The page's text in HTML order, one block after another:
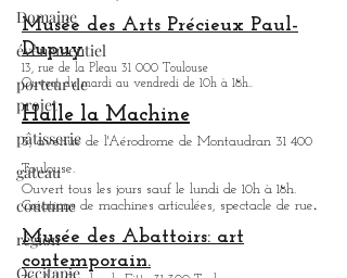
Domaine
évènementiel
porteur de
projet
pâtisserie
gâteau
coutume
région
Occitanie
Exupéry
6, rue Jacqueline Auriol 31 400 Toulouse.
Ouvert tous les jours sauf le lundi de 10h à 18h.
Musée des Arts Précieux Paul-
Dupuy
13, rue de la Pleau 31 000 Toulouse
Ouvert du mardi au vendredi de 10h à 18h..
Halle la Machine
3, avenue de l'Aérodrome de Montaudran 31 400
Ouvert tous les jours sauf le lundi de 10h à 18h.
Créations de machines articulées, spectacle de rue